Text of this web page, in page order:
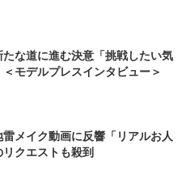
な道に進む決意「挑戦したい気
モデルプレスインタビュー＞
メイク動画に反響「リアルお人
クエストも殺到